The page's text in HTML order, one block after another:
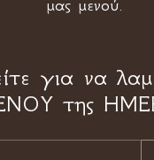
μας μενού.
για να
της